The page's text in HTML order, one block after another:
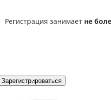
Регистрация занимает не
Зарегистрироваться